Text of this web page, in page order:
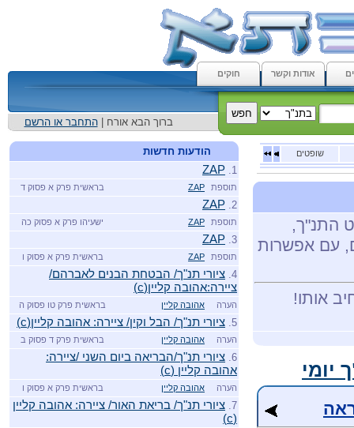
אודות וקשר חוקים
ברוך הבא אורח |התחבר או הרשם
שופטים
התנ"ך,
עם אפשרות
אותו!
יומי
הודעות חדשות
1.
ZAP
תוספת ZAP בראשית פרק א פסוק ד
2.
ZAP
תוספת ZAP ישעיהו פרק א פסוק כה
3.
ZAP
תוספת ZAP בראשית פרק א פסוק ו
4. ציורי תנ"ך/ הבטחת הבנים לאברהם/
ציירה:אהובה קליין(c)
הערה אהובה קליין בראשית פרק טו פסוק ה
5. ציורי תנ"ך/ הבל וקין/ ציירה: אהובה קליין(c)
הערה אהובה קליין בראשית פרק ד פסוק ב
6. ציורי תנ"ך/הבריאה ביום השני /ציירה:
אהובה קליין (c)
הערה אהובה קליין בראשית פרק א פסוק ו
7. ציורי תנ"ך/ בריאת האור/ ציירה: אהובה קליין
(c)